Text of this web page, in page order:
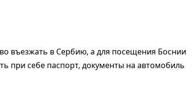
въезжать в Сербию, а для посещения Боснии
при себе паспорт, документы на автомобиль